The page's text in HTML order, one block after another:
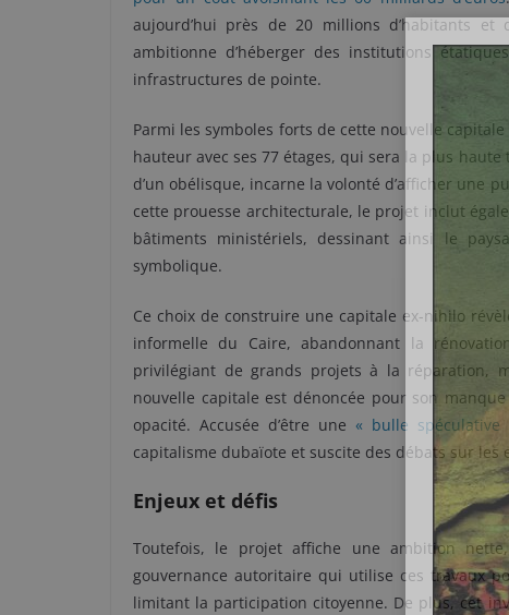
aujourd’hui près de 20 millions d’habitants
ambitionne d’héberger des institutions
infrastructures de pointe.
Parmi les symboles forts de cette nouvelle
hauteur avec ses 77 étages, qui sera la plus
d’un obélisque, incarne la volonté d’afficher une
cette prouesse architecturale, le projet inclut
bâtiments ministériels, dessinant ainsi le
symbolique.
Ce choix de construire une capitale ex-nihilo
informelle du Caire, abandonnant la
privilégiant de grands projets à la réparation,
nouvelle capitale est dénoncée pour son
opacité. Accusée d’être une « bulle spéculative
capitalisme dubaïote et suscite des débats sur
Enjeux et défis
Toutefois, le projet affiche une ambition
gouvernance autoritaire qui utilise ces travaux
limitant la participation citoyenne. De plus, cet